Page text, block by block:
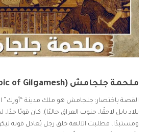
ملحمة جلجامش (Epic of Gilgamesh)
القصة باختصار: جلجامش هو ملك مدينة “أورك”
بلاد بابل لاحقًا، جنوب العراق حاليًا). كان قويًا جدًا،
ومستبدًا، فطلبت الآلهة خلق رجل يُعادل قوته